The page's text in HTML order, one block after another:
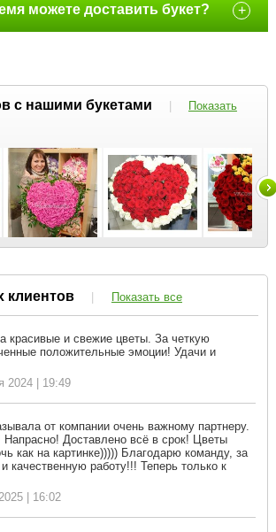
можете доставить букет? +
с нашими букетами |
Показать
| Показать все
красивые и свежие цветы. За четкую
положительные эмоции! Удачи и
2024 | 19:49
от компании очень важному партнеру.
Доставлено всё в срок! Цветы
как на картинке))))) Благодарю команду, за
качественную работу!!! Теперь только к
| 16:02